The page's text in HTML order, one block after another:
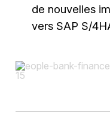
de nouvelles
vers SAP S/